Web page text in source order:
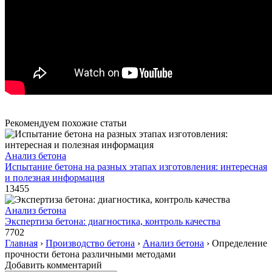
Рекомендуем похожие статьи
Анализ бетона
Испытание бетона на разных этапах изготовления: интересная
и полезная информация
13455
Анализ бетона
Экспертиза бетона: диагностика, контроль качества
7702
Главная › Производство бетона › Анализ бетона › Определение
прочности бетона различными методами
Добавить комментарий